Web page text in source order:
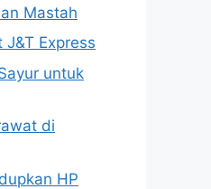
Mastah
J&T Express
untuk
di
HP